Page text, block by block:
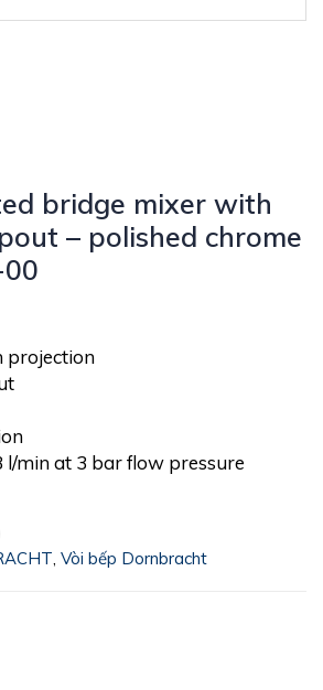
bridge mixer with
– polished chrome
projection
l/min at 3 bar flow pressure
Vòi bếp Dornbracht